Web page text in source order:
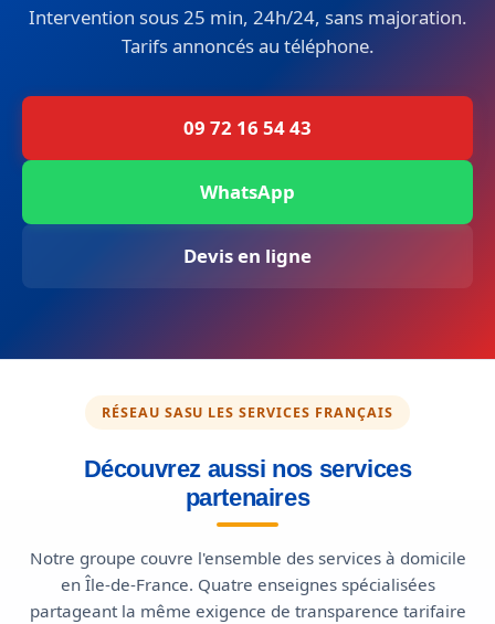
Intervention sous 25 min, 24h/24, sans majoration.
Tarifs annoncés au téléphone.
09 72 16 54 43
WhatsApp
Devis en ligne
RÉSEAU SASU LES SERVICES FRANÇAIS
Découvrez aussi nos services
partenaires
Notre groupe couvre l'ensemble des services à domicile
en Île-de-France. Quatre enseignes spécialisées
partageant la même exigence de transparence tarifaire